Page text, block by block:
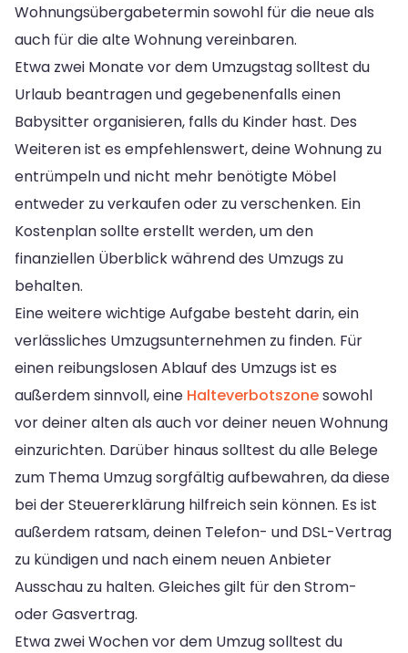
Wohnungsübergabetermin sowohl für die neue als
auch für die alte Wohnung vereinbaren.
Etwa zwei Monate vor dem Umzugstag solltest du
Urlaub beantragen und gegebenenfalls einen
Babysitter organisieren, falls du Kinder hast. Des
Weiteren ist es empfehlenswert, deine Wohnung zu
entrümpeln und nicht mehr benötigte Möbel
entweder zu verkaufen oder zu verschenken. Ein
Kostenplan sollte erstellt werden, um den
finanziellen Überblick während des Umzugs zu
behalten.
Eine weitere wichtige Aufgabe besteht darin, ein
verlässliches Umzugsunternehmen zu finden. Für
einen reibungslosen Ablauf des Umzugs ist es
außerdem sinnvoll, eine Halteverbotszonesowohl
vor deiner alten als auch vor deiner neuen Wohnung
einzurichten. Darüber hinaus solltest du alle Belege
zum Thema Umzug sorgfältig aufbewahren, da diese
bei der Steuererklärung hilfreich sein können. Es ist
außerdem ratsam, deinen Telefon- und DSL-Vertrag
zu kündigen und nach einem neuen Anbieter
Ausschau zu halten. Gleiches gilt für den Strom-
oder Gasvertrag.
Etwa zwei Wochen vor dem Umzug solltest du